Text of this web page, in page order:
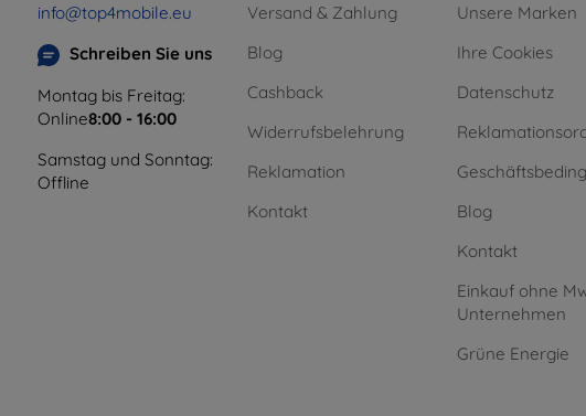
info@top4mobile.eu
Schreiben Sie uns
Montag bis Freitag:
Online8:00 - 16:00
Samstag und Sonntag:
Offline
Versand & Zahlung
Blog
Cashback
Widerrufsbelehrung
Reklamation
Kontakt
Unsere Marken
Ihre Cookies
Datenschutz
Blog
Kontakt
Einkauf ohne
Unternehmen
Grüne Energie